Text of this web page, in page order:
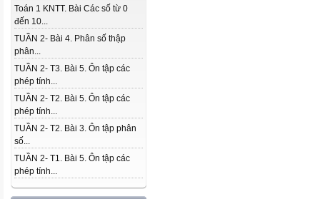
Toán 1 KNTT. Bài Các số từ 0
đến 10...
TUẦN 2- Bài 4. Phân số thập
phân...
TUẦN 2- T3. Bài 5. Ôn tập các
phép tính...
TUẦN 2- T2. Bài 5. Ôn tập các
phép tính...
TUẦN 2- T2. Bài 3. Ôn tập phân
số...
TUẦN 2- T1. Bài 5. Ôn tập các
phép tính...